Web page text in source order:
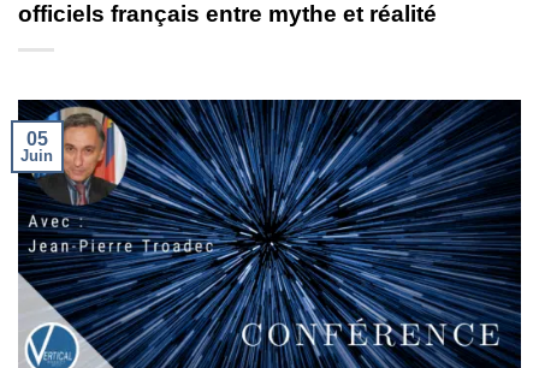
officiels français entre mythe et réalité
05
Juin